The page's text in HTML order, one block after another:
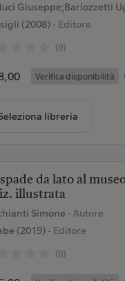
Giuseppe;Barlozzetti
(2008)- Editore
(0)
Verifica disponibilità
libreria
da lato al
illustrata
Simone - Autore
(2019)- Editore
(0)